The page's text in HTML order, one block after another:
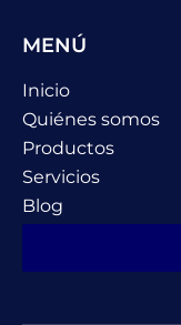
MENÚ
Inicio
Quiénes somos
Productos
Servicios
Blog